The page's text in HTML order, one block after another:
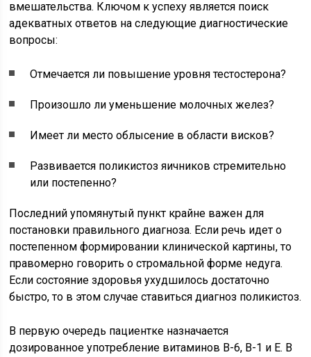
вмешательства. Ключом к успеху является поиск
адекватных ответов на следующие диагностические
вопросы:
Отмечается ли повышение уровня тестостерона?
Произошло ли уменьшение молочных желез?
Имеет ли место облысение в области висков?
Развивается поликистоз яичников стремительно
или постепенно?
Последний упомянутый пункт крайне важен для
постановки правильного диагноза. Если речь идет о
постепенном формировании клинической картины, то
правомерно говорить о стромальной форме недуга.
Если состояние здоровья ухудшилось достаточно
быстро, то в этом случае ставиться диагноз поликистоз.
В первую очередь пациентке назначается
дозированное употребление витаминов В-6, В-1 и Е. В